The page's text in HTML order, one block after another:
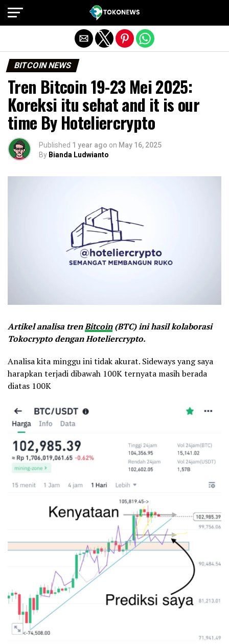
BITCOIN NEWS
Tren Bitcoin 19-23 Mei 2025:
Koreksi itu sehat and it is our
time By Hoteliercrypto
Published 1 year ago on May 16, 2025
By Bianda Ludwianto
Artikel analisa trenBitcoin(BTC) ini hasil kolaborasi
Tokocrypto dengan Hoteliercrypto.
Analisa kita minggu ini tidak akurat. Sideways yang saya
harapkan terjadi dibawah 100K ternyata masih berada
diatas 100K
Exit mobile version